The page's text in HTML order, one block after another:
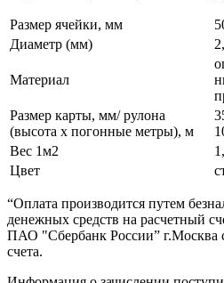
Размер ячейки, мм
Диаметр (мм)
Материал
Размер карты, мм/ рулона
(высота х погонные метры), м
Вес 1м2
Цвет
“Оплата производится путем
денежных средств на расчетный
ПАО "Сбербанк России” г.Москва
счета.